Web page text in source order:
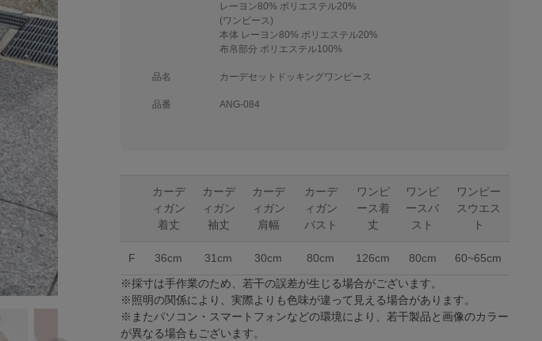
レーヨン80% ポリエステル20%
(ワンピース)
本体 レーヨン80% ポリエステル20%
布帛部分 ポリエステル100%
品名 カーデセットドッキングワンピース
品番 ANG-084
カーデ
ィガン
着丈
カーデ
ィガン
袖丈
カーデ
ィガン
肩幅
カーデ
ィガン
バスト
ワンピ
ース着
丈
ワンピ
ースバ
スト
ワンピー
スウエス
ト
F 36cm 31cm 30cm 80cm 126cm 80cm
60~65cm
※採寸は手作業のため、若干の誤差が生じる場合がございます。
※照明の関係により、実際よりも色味が違って見える場合があります。
※またパソコン・スマートフォンなどの環境により、若干製品と画像のカラー
が異なる場合もございます。